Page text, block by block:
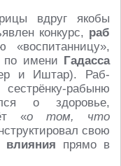
вдруг якобы
конкурс, раб
по имени Гадасса
и Иштар). Раб-
рабыню
о здоровье,
«о том, что
свою
влияния прямо в